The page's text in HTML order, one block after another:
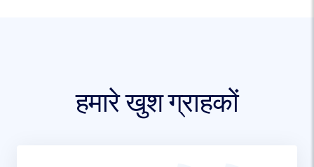
हमारे खुश ग्राहकों